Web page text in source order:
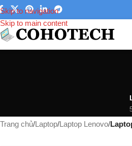
Skip to navigation
Skip to main content
Trang chủ/Laptop/Laptop Lenovo/